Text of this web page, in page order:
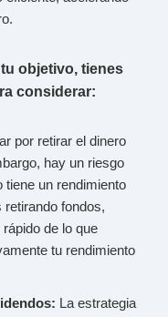
objetivo, tienes
considerar:
por retirar el dinero
hay un riesgo
tiene un rendimiento
fondos,
de lo que
tu rendimiento
La estrategia